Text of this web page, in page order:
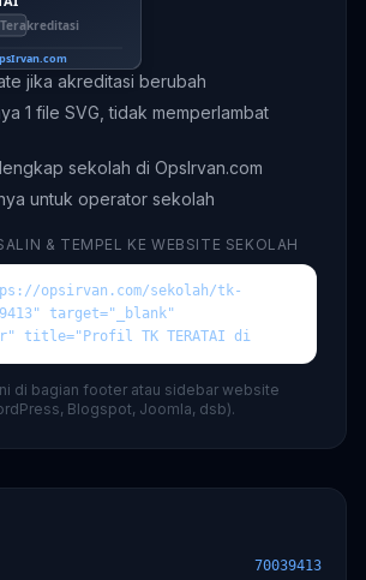
jika akreditasi berubah
1 file SVG, tidak memperlambat
sekolah di OpsIrvan.com
untuk operator sekolah
& TEMPEL KE WEBSITE SEKOLAH
di bagian footer atau sidebar website
Blogspot, Joomla, dsb).
70039413